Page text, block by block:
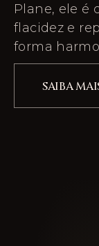
Plane, ele é
flacidez e
forma
SAIBA